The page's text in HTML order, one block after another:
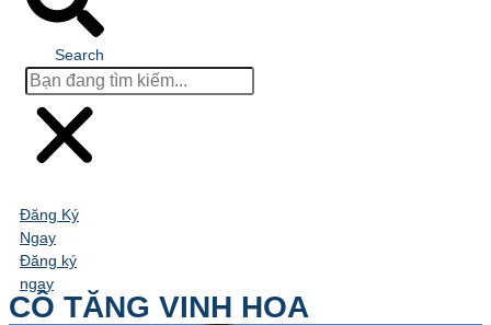
Search
Đăng Ký
Ngay
Đăng ký
ngay
CÔ TĂNG VINH HOA